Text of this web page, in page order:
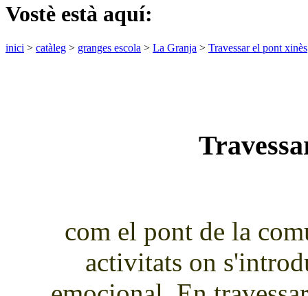
Vostè està aquí:
inici > catàleg > granges escola > La Granja > Travessar el pont xinès
com el pont de la
activitats on